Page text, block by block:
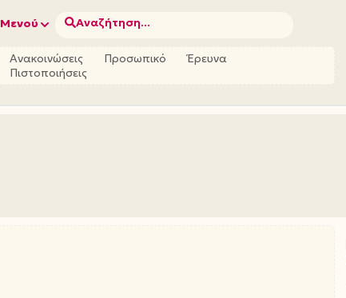
Μενού Αναζήτηση...
Ανακοινώσεις Προσωπικό
Έρευνα
Πιστοποιήσεις